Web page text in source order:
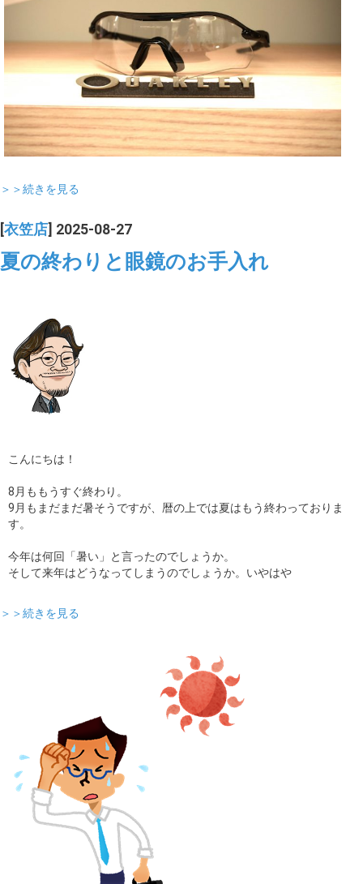
＞＞続きを見る
衣笠店 ] 2025-08-27
夏の終わりと眼鏡のお手入れ
こんにちは！
8月ももうすぐ終わり。
9月もまだまだ暑そうですが、暦の上では夏はもう終わっておりま
す。
今年は何回「暑い」と言ったのでしょうか。
そして来年はどうなってしまうのでしょうか。いやはや
＞＞続きを見る